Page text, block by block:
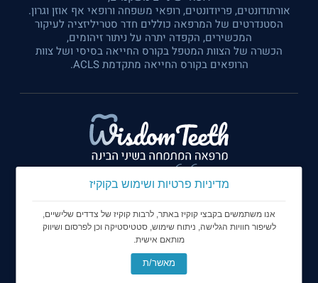
אורתודונטים, פריודונטים, רופאי משפחה ורופאי אף אוזן וגרון.
הסטנדרטים של המרפאה כוללים חדר סטריליזציה לעיקור
המכשירים, הקפדה יתרה על ניתור זיהומים,
הכשרה של הצוות המטפל בקורס החייאה בסיסי ושל צוות
הרופאים בקורס החייאה מתקדמת ACLS.
בשיני בינה
בניית אתרים image image
מדיניות פרטיות ושימוש בקוקיז
אנו משתמשים בקבצי קוקיז באתר, לרבות קוקיז של צדדים שלישיים,
לשיפור חוויות הגלישה, ניתוח שימוש, סטטיסטיקה וכן לפרסום ושיווק
מותאם אישית.
מאשר/ת